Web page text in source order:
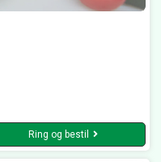
Ring og bestil